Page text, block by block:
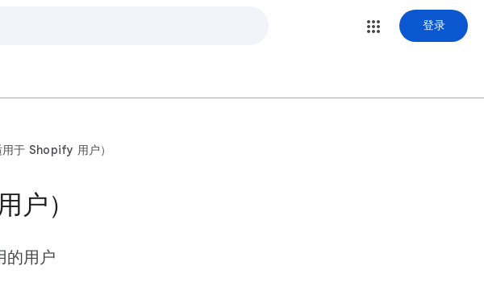
登录
于 Shopify 用户）
户）
的用户